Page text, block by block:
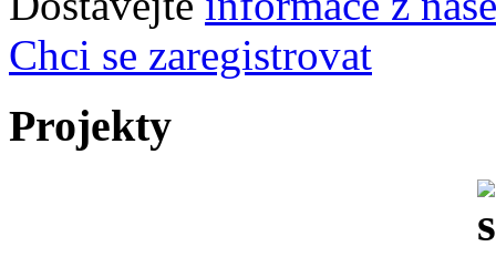
Chci se zaregistrovat
Projekty